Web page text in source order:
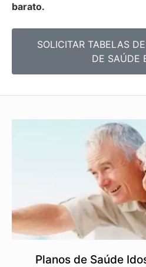
barato.
SOLICITAR TABELAS DE
DE SAÚDE
Planos de Saúde